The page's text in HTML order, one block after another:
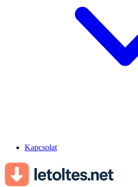
Kapcsolat